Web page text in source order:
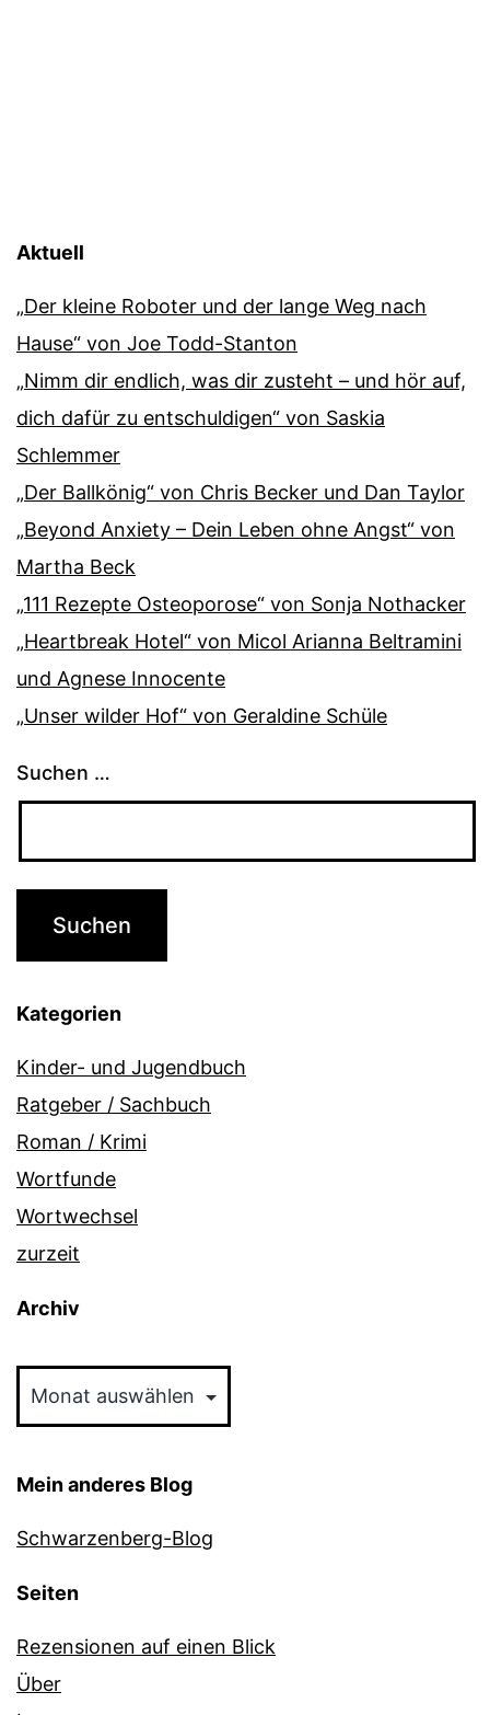
Aktuell
„Der kleine Roboter und der lange Weg nach
Hause“ von Joe Todd-Stanton
„Nimm dir endlich, was dir zusteht – und hör auf,
dich dafür zu entschuldigen“ von Saskia
Schlemmer
„Der Ballkönig“ von Chris Becker und Dan Taylor
„Beyond Anxiety – Dein Leben ohne Angst“ von
Martha Beck
„111 Rezepte Osteoporose“ von Sonja Nothacker
„Heartbreak Hotel“ von Micol Arianna Beltramini
und Agnese Innocente
„Unser wilder Hof“ von Geraldine Schüle
Suchen …
Kategorien
Kinder- und Jugendbuch
Ratgeber / Sachbuch
Roman / Krimi
Wortfunde
Wortwechsel
zurzeit
Archiv
Mein anderes Blog
Schwarzenberg-Blog
Seiten
Rezensionen auf einen Blick
Über